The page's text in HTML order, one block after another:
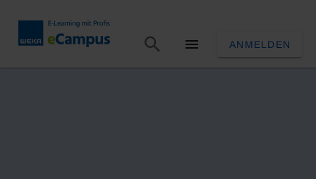
ANMELDEN